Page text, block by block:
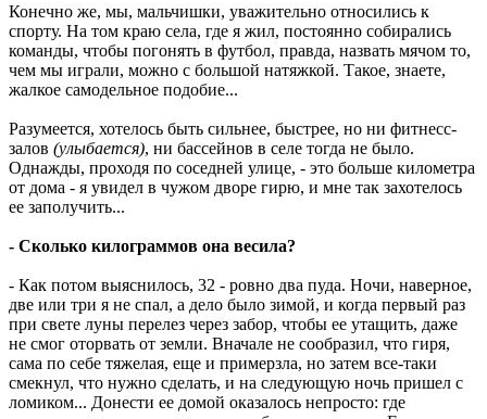
Конечно же, мы, мальчишки, уважительно относились к
спорту. На том краю села, где я жил, постоянно собирались
команды, чтобы погонять в футбол, правда, назвать мячом то,
чем мы играли, можно с большой натяжкой. Такое, знаете,
жалкое самодельное подобие...
Разумеется, хотелось быть сильнее, быстрее, но ни фитнеcс-
залов (улыбается), ни бассейнов в селе тогда не было.
Однажды, проходя по соседней улице, - это больше километра
от дома - я увидел в чужом дворе гирю, и мне так захотелось
ее заполучить...
- Сколько килограммов она весила?
- Как потом выяснилось, 32 - ровно два пуда. Ночи, наверное,
две или три я не спал, а дело было зимой, и когда первый раз
при свете луны перелез через забор, чтобы ее утащить, даже
не смог оторвать от земли. Вначале не сообразил, что гиря,
сама по себе тяжелая, еще и примерзла, но затем все-таки
смекнул, что нужно сделать, и на следующую ночь пришел с
ломиком... Донести ее домой оказалось непросто: где